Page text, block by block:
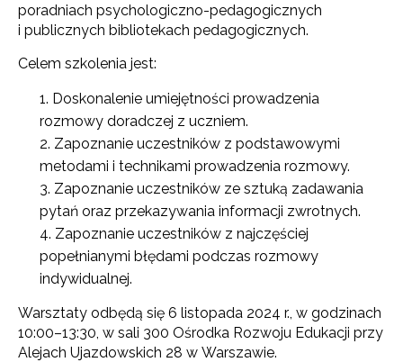
poradniach psychologiczno-pedagogicznych
i publicznych bibliotekach pedagogicznych.
Celem szkolenia jest:
Doskonalenie umiejętności prowadzenia
rozmowy doradczej z uczniem.
Zapoznanie uczestników z podstawowymi
metodami i technikami prowadzenia rozmowy.
Zapoznanie uczestników ze sztuką zadawania
pytań oraz przekazywania informacji zwrotnych.
Zapoznanie uczestników z najczęściej
popełnianymi błędami podczas rozmowy
indywidualnej.
Warsztaty odbędą się 6 listopada 2024 r., w godzinach
10:00–13:30, w sali 300 Ośrodka Rozwoju Edukacji przy
Alejach Ujazdowskich 28 w Warszawie.